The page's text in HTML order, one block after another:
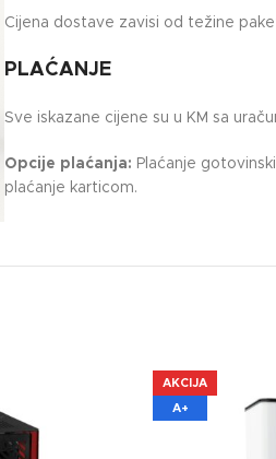
Cijena dostave zavisi od težine
PLAĆANJE
Sve iskazane cijene su u KM sa
Opcije plaćanja: Plaćanje
plaćanje karticom.
AKCIJA
A+